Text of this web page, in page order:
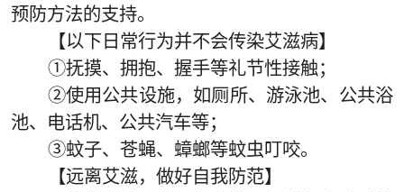
预防方法的支持。
【以下日常行为并不会传染艾滋病】
①抚摸、拥抱、握手等礼节性接触；
②使用公共设施，如厕所、游泳池、公共浴
池、电话机、公共汽车等；
③蚊子、苍蝇、蟑螂等蚊虫叮咬。
【远离艾滋，做好自我防范】